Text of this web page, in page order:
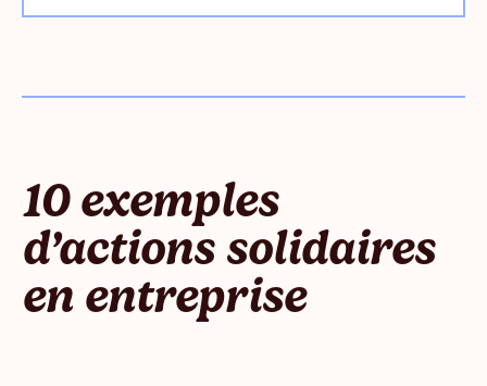
10 exemples
d’actions solidaires
en entreprise